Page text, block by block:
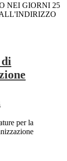
NEI GIORNI 25
per la